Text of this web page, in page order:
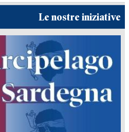
Le nostre iniziative